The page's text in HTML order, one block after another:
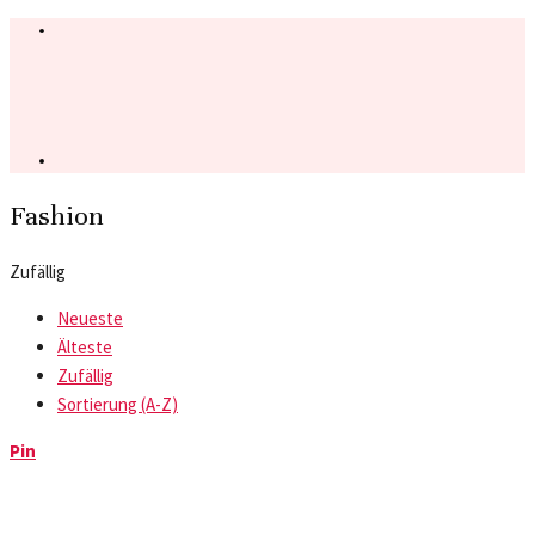
Fashion
Zufällig
Neueste
Älteste
Zufällig
Sortierung (A-Z)
Pin